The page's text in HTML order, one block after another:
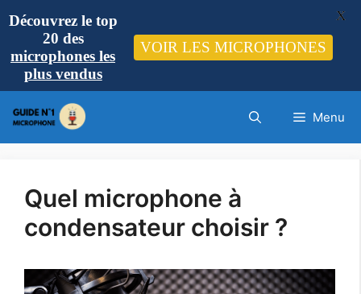
au
contenu
Menu
Quel microphone à
condensateur choisir ?
Découvrez le top
20 des
microphones les
plus vendus
VOIR LES MICROPHONES
X